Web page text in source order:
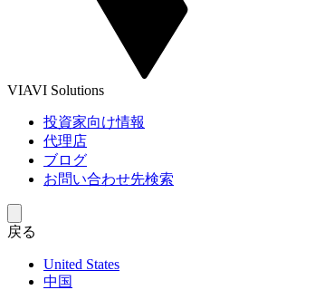
VIAVI Solutions
投資家向け情報
代理店
ブログ
お問い合わせ先検索
戻る
United States
中国